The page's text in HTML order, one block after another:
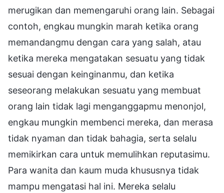
merugikan dan memengaruhi orang lain. Sebagai
contoh, engkau mungkin marah ketika orang
memandangmu dengan cara yang salah, atau
ketika mereka mengatakan sesuatu yang tidak
sesuai dengan keinginanmu, dan ketika
seseorang melakukan sesuatu yang membuat
orang lain tidak lagi menganggapmu menonjol,
engkau mungkin membenci mereka, dan merasa
tidak nyaman dan tidak bahagia, serta selalu
memikirkan cara untuk memulihkan reputasimu.
Para wanita dan kaum muda khususnya tidak
mampu mengatasi hal ini. Mereka selalu